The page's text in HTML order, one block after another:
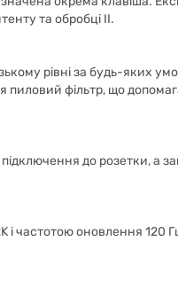
та обробці II.
рівні за будь-яких
пиловий фільтр, що
до розетки, а
і частотою оновлення 120